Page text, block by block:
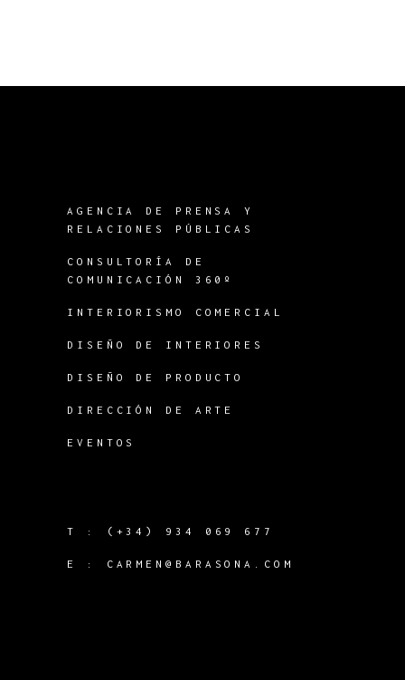
AGENCIA DE PRENSA Y
RELACIONES PÚBLICAS
CONSULTORÍA DE
COMUNICACIÓN 360º
INTERIORISMO COMERCIAL
DISEÑO DE INTERIORES
DISEÑO DE PRODUCTO
DIRECCIÓN DE ARTE
EVENTOS
T : (+34) 934 069 677
E : CARMEN@BARASONA.COM